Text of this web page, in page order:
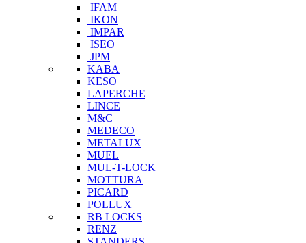
IFAM
IKON
IMPAR
ISEO
JPM
KABA
KESO
LAPERCHE
LINCE
M&C
MEDECO
METALUX
MUEL
MUL-T-LOCK
MOTTURA
PICARD
POLLUX
RB LOCKS
RENZ